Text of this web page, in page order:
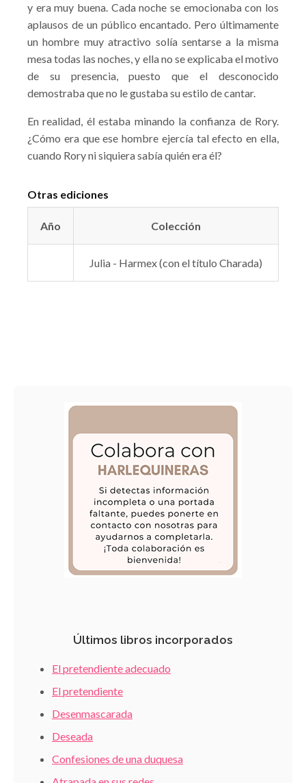
y era muy buena. Cada noche se emocionaba con los
aplausos de un público encantado. Pero últimamente
un hombre muy atractivo solía sentarse a la misma
mesa todas las noches, y ella no se explicaba el motivo
de su presencia, puesto que el desconocido
demostraba que no le gustaba su estilo de cantar.
En realidad, él estaba minando la confianza de Rory.
¿Cómo era que ese hombre ejercía tal efecto en ella,
cuando Rory ni siquiera sabía quién era él?
Otras ediciones
Año Colección
Julia - Harmex (con el título Charada)
Últimos libros incorporados
El pretendiente adecuado
El pretendiente
Desenmascarada
Deseada
Confesiones de una duquesa